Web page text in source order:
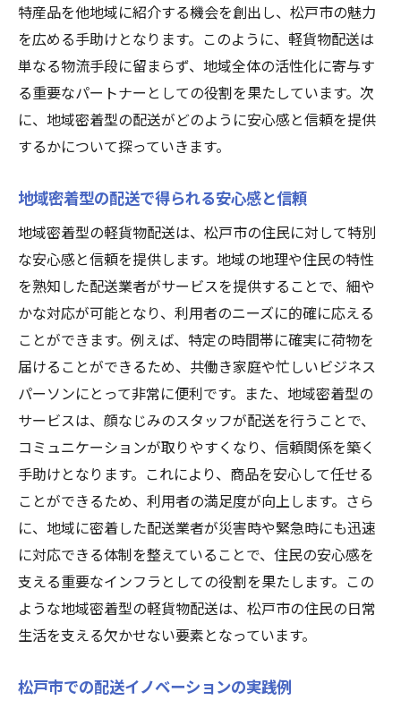
特産品を他地域に紹介する機会を創出し、松戸市の魅力
を広める手助けとなります。このように、軽貨物配送は
単なる物流手段に留まらず、地域全体の活性化に寄与す
る重要なパートナーとしての役割を果たしています。次
に、地域密着型の配送がどのように安心感と信頼を提供
するかについて探っていきます。
地域密着型の配送で得られる安心感と信頼
地域密着型の軽貨物配送は、松戸市の住民に対して特別
な安心感と信頼を提供します。地域の地理や住民の特性
を熟知した配送業者がサービスを提供することで、細や
かな対応が可能となり、利用者のニーズに的確に応える
ことができます。例えば、特定の時間帯に確実に荷物を
届けることができるため、共働き家庭や忙しいビジネス
パーソンにとって非常に便利です。また、地域密着型の
サービスは、顔なじみのスタッフが配送を行うことで、
コミュニケーションが取りやすくなり、信頼関係を築く
手助けとなります。これにより、商品を安心して任せる
ことができるため、利用者の満足度が向上します。さら
に、地域に密着した配送業者が災害時や緊急時にも迅速
に対応できる体制を整えていることで、住民の安心感を
支える重要なインフラとしての役割を果たします。この
ような地域密着型の軽貨物配送は、松戸市の住民の日常
生活を支える欠かせない要素となっています。
松戸市での配送イノベーションの実践例